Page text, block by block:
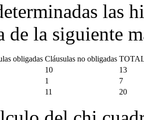
las
de la siguiente
obligadas Cláusulas no obligadas
10
13
1
7
11 20